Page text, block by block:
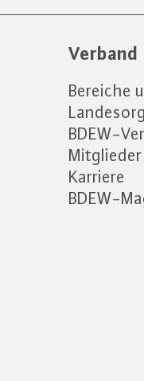
Verband
Bereiche
BDEW-
Mitglieder
Karriere
BDEW-